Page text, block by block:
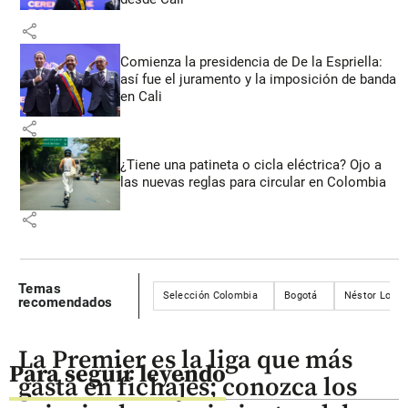
share
Comienza la presidencia de De la Espriella:
así fue el juramento y la imposición de banda
en Cali
share
¿Tiene una patineta o cicla eléctrica? Ojo a
las nuevas reglas para circular en Colombia
share
Temas
recomendados
Selección Colombia Bogotá Néstor
Para seguir leyendo
La Premier es la liga que más
gasta en fichajes; conozca los